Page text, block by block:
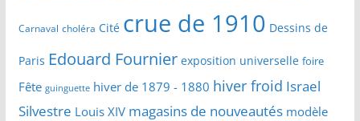
Carnaval choléra Cité crue de 1910 Dessins de
Paris Edouard Fournier exposition universelle foire
Fête guinguette hiver de 1879 - 1880 hiver froid Israel
Silvestre Louis XIV magasins de nouveautés modèle